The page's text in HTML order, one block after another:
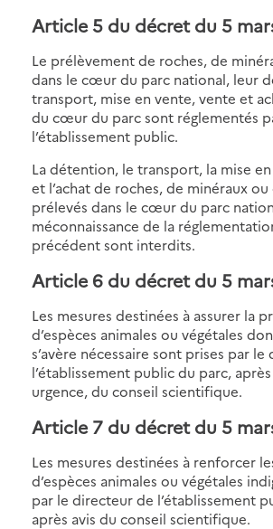
Article 5 du décret du 5
Le prélèvement de roches, de
dans le cœur du parc national, leur
transport, mise en vente, vente et
du cœur du parc sont réglementés
l’établissement public.
La détention, le transport, la mise
et l’achat de roches, de minéraux
prélevés dans le cœur du parc
méconnaissance de la
précédent sont interdits.
Article 6 du décret du 5
Les mesures destinées à assurer la
d’espèces animales ou végétales
s’avère nécessaire sont prises par
l’établissement public du parc,
urgence, du conseil scientifique.
Article 7 du décret du 5
Les mesures destinées à renforcer
d’espèces animales ou végétales
par le directeur de l’établissement
après avis du conseil scientifique.